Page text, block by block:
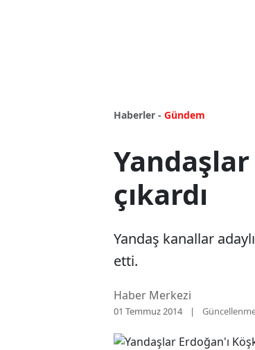
Haberler - Gündem
çıkardı
Yandaş kanallar
etti.
Haber Merkezi
01 Temmuz 2014